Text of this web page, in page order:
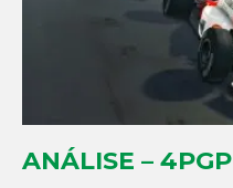
ANÁLISE – 4PGP